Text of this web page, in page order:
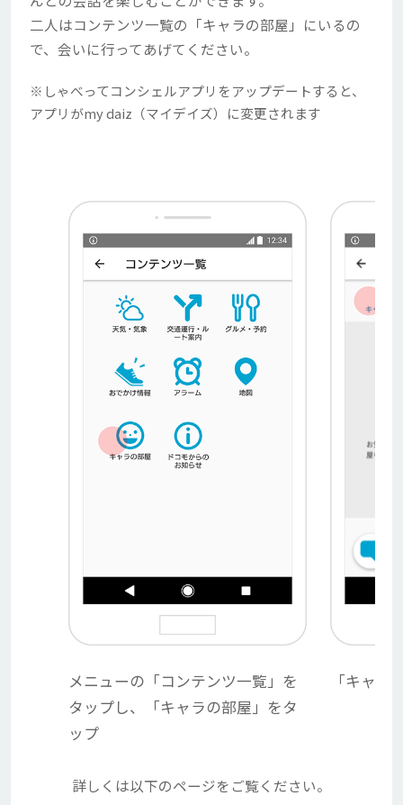
二人はコンテンツ一覧の「キャラの部屋」にいるの
で、会いに行ってあげてください。
※しゃべってコンシェルアプリをアップデートすると、
アプリがmy daiz（マイデイズ）に変更されます
メニューの「コンテンツ一覧」を
タップし、「キャラの部屋」をタ
ップ
「キャラ
詳しくは以下のページをご覧ください。